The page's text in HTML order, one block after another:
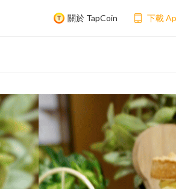
關於 TapCoin 下載